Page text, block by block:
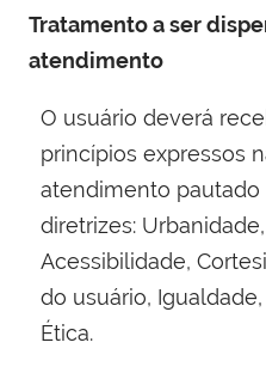
Tratamento a ser
atendimento
O usuário deverá
princípios expressos
atendimento pautado
diretrizes:
Acessibilidade,
do usuário,
Ética.